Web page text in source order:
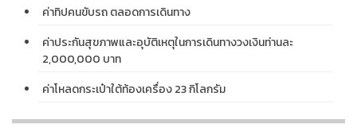
ค่าทิปคนขับรถ ตลอดการเดินทาง
ค่าประกันสุขภาพและอุบัติเหตุในการเดินทางวงเงินท่านละ
2,000,000 บาท
ค่าโหลดกระเป๋าใต้ท้องเครื่อง 23 กิโลกรัม